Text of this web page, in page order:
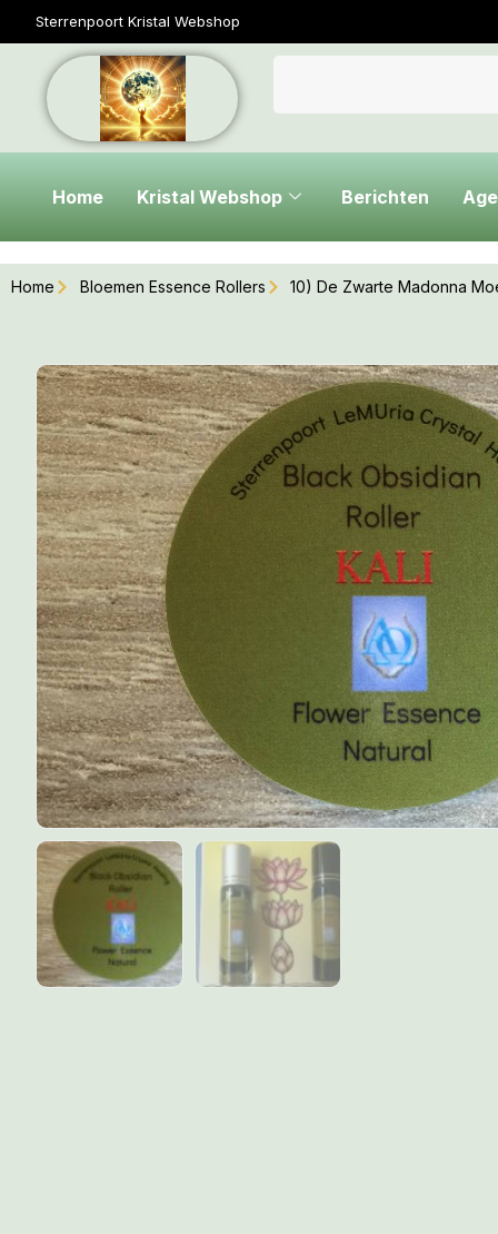
Sterrenpoort Kristal Webshop
Home Kristal Webshop Berichten
Home Bloemen Essence Rollers 10) De Zwarte Madonna